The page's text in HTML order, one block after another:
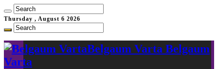
Thursday , August 6 2026
Belgaum Varta Belgaum
Varta